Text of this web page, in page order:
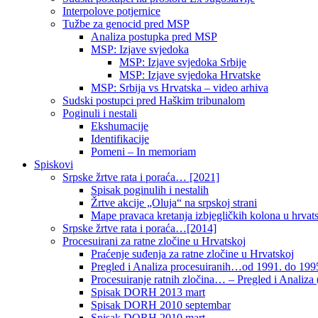
Interpolove potjernice
Tužbe za genocid pred MSP
Analiza postupka pred MSP
MSP: Izjave svjedoka
MSP: Izjave svjedoka Srbije
MSP: Izjave svjedoka Hrvatske
MSP: Srbija vs Hrvatska – video arhiva
Sudski postupci pred Haškim tribunalom
Poginuli i nestali
Ekshumacije
Identifikacije
Pomeni – In memoriam
Spiskovi
Srpske žrtve rata i poraća… [2021]
Spisak poginulih i nestalih
Žrtve akcije „Oluja“ na srpskoj strani
Mape pravaca kretanja izbjegličkih kolona u
Srpske žrtve rata i poraća…[2014]
Procesuirani za ratne zločine u Hrvatskoj
Praćenje suđenja za ratne zločine u Hrvatskoj
Pregled i Analiza procesuiranih…od 1991. do
Procesuiranje ratnih zločina… – Pregled i Analiza
Spisak DORH 2013 mart
Spisak DORH 2010 septembar